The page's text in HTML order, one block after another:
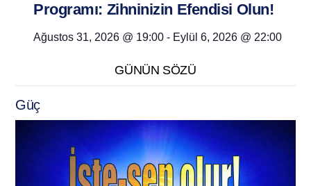
Programı: Zihninizin Efendisi Olun!
Ağustos 31, 2026 @ 19:00 - Eylül 6, 2026 @ 22:00
GÜNÜN SÖZÜ
Güç